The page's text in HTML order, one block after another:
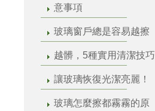
意事項
玻璃窗戶總是容易越擦
越髒，5種實用清潔技巧
讓玻璃恢復光潔亮麗！
玻璃怎麼擦都霧霧的原